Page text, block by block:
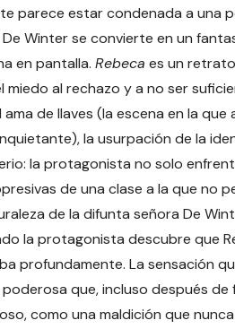
parece estar condenada a una
Winter se convierte en un
en pantalla. Rebeca es un
miedo al rechazo y a no ser
de llaves (la escena en la
la usurpación de la
la protagonista no solo
de una clase a la que no
de la difunta señora De
la protagonista descubre que
profundamente. La sensación
que, incluso después de
como una maldición que